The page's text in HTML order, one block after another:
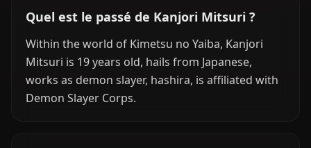
Quel est le passé de Kanjori Mitsuri ?
Within the world of Kimetsu no Yaiba, Kanjori
Mitsuri is 19 years old, hails from Japanese,
works as demon slayer, hashira, is affiliated with
Demon Slayer Corps.